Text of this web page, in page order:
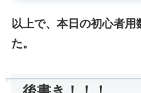
以上で、本日の初心者
た。